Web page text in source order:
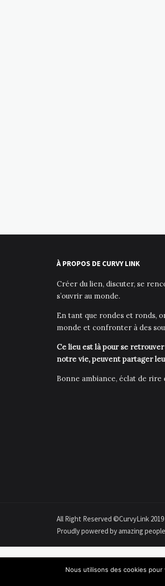
À PROPOS DE CURVY LINK
Créer du lien, discuter, se
s’ouvrir au monde.
En tant que rondes et ronds,
monde et confronter à des
Ce lieu est là pour se
notre vie, peuvent partager
Bonne ambiance, éclat de rire
All Right Reserved ©CurvyLink 2019
Proudly powered by amazing
Nous utilisons des cookies